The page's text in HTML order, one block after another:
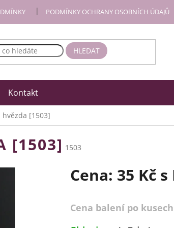
PODMÍNKY OCHRANY OSOBNÍCH ÚDAJŮ
HLEDAT
Kontakt
hvězda [1503]
[1503] 1503
Cena: 35 Kč s
Cena balení po